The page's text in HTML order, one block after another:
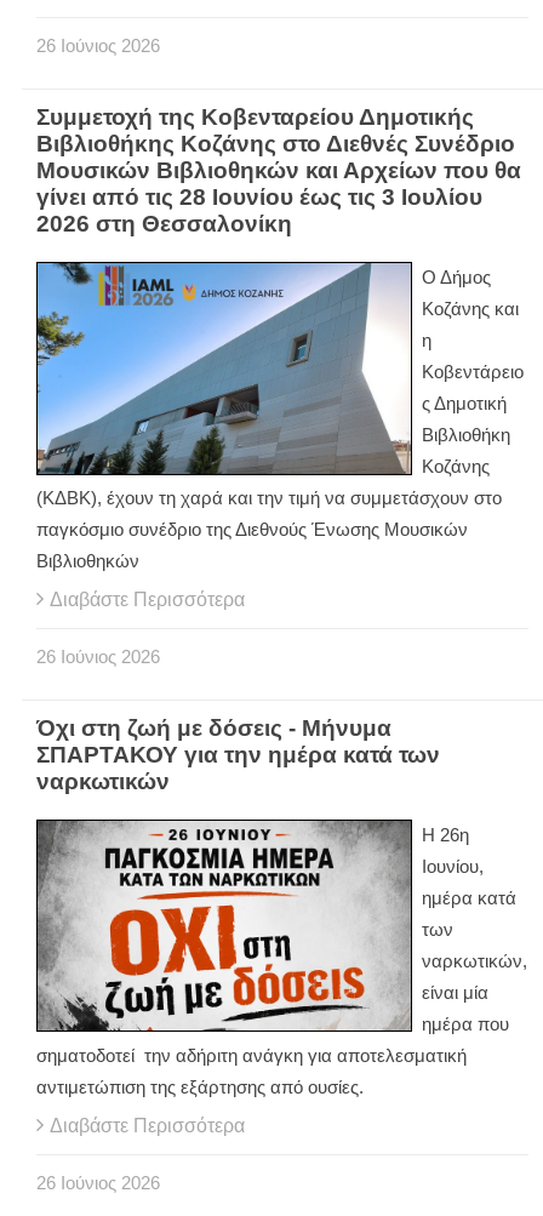
26 Ιούνιος 2026
Συμμετοχή της Κοβενταρείου Δημοτικής
Βιβλιοθήκης Κοζάνης στο Διεθνές Συνέδριο
Μουσικών Βιβλιοθηκών και Αρχείων που θα
γίνει από τις 28 Ιουνίου έως τις 3 Ιουλίου
2026 στη Θεσσαλονίκη
Ο Δήμος
Κοζάνης και
η
Κοβεντάρειο
ς Δημοτική
Βιβλιοθήκη
Κοζάνης
(ΚΔΒΚ), έχουν τη χαρά και την τιμή να συμμετάσχουν στο
παγκόσμιο συνέδριο της Διεθνούς Ένωσης Μουσικών
Βιβλιοθηκών
Διαβάστε Περισσότερα
26 Ιούνιος 2026
Όχι στη ζωή με δόσεις - Μήνυμα
ΣΠΑΡΤΑΚΟΥ για την ημέρα κατά των
ναρκωτικών
Η 26η
Ιουνίου,
ημέρα κατά
των
ναρκωτικών,
είναι μία
ημέρα που
σηματοδοτεί την αδήριτη ανάγκη για αποτελεσματική
αντιμετώπιση της εξάρτησης από ουσίες.
Διαβάστε Περισσότερα
26 Ιούνιος 2026